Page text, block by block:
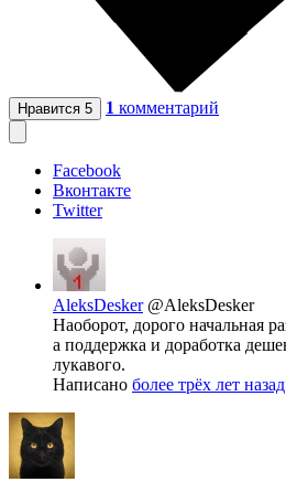
Нравится 5 1 комментарий
Facebook
Вконтакте
Twitter
AleksDesker @AleksDesker
Наоборот, дорого начальная
а поддержка и доработка
лукавого.
Написано более трёх лет назад